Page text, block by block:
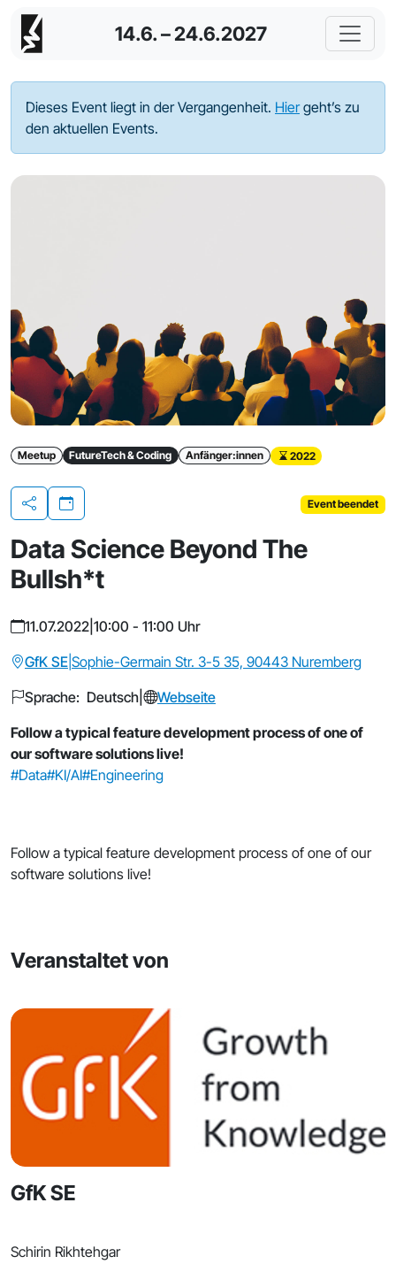
14.6. – 24.6.2027
Dieses Event liegt in der Vergangenheit. Hiergeht’s zu
den aktuellen Events.
Meetup FutureTech & Coding Anfänger:innen 2022
Teilen
Event beendet
Data Science Beyond The
Bullsh*t
11.07.2022 10:00 - 11:00 Uhr
GfK SE Sophie-Germain Str. 3-5 35, 90443 Nuremberg
Sprache: Deutsch
Webseite
Follow a typical feature development process of one of
our software solutions live!
#Data#KI/AI#Engineering
Follow a typical feature development process of one of our
software solutions live!
Veranstaltet von
GfK SE
Schirin Rikhtehgar